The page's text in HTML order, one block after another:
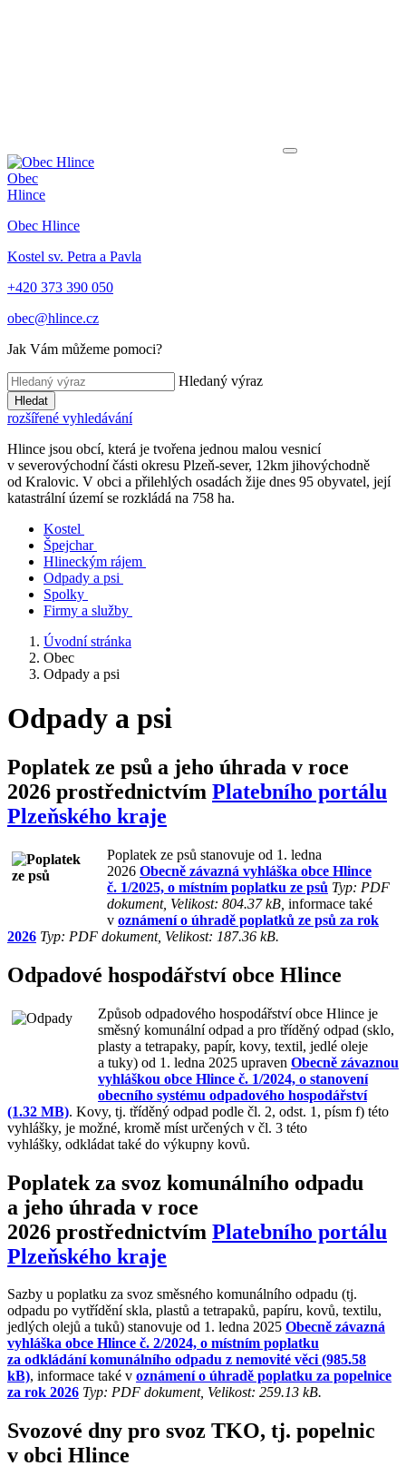
Obec
Hlince
Obec Hlince
Kostel sv. Petra a Pavla
+420 373 390 050
obec@hlince.cz
Jak Vám můžeme pomoci?
Hledaný výraz
Hledat
rozšířené vyhledávání
Hlince jsou obcí, která je tvořena jednou malou vesnicí
v severovýchodní části okresu Plzeň-sever, 12km jihovýchodně
od Kralovic. V obci a přilehlých osadách žije dnes 95 obyvatel, její
katastrální území se rozkládá na 758 ha.
Kostel
Špejchar
Hlineckým rájem
Odpady a psi
Spolky
Firmy a služby
Úvodní stránka
Obec
Odpady a psi
Odpady a psi
Poplatek ze psů a jeho úhrada v roce
2026 prostřednictvím Platebního portálu
Plzeňského kraje
Poplatek ze psů stanovuje od 1. ledna
2026 Obecně závazná vyhláška obce Hlince
č. 1/2025, o místním poplatku ze psů Typ: PDF
dokument, Velikost: 804.37 kB, informace také
v oznámení o úhradě poplatků ze psů za rok
2026 Typ: PDF dokument, Velikost: 187.36 kB.
Odpadové hospodářství obce Hlince
Způsob odpadového hospodářství obce Hlince je
směsný komunální odpad a pro tříděný odpad (sklo,
plasty a tetrapaky, papír, kovy, textil, jedlé oleje
a tuky) od 1. ledna 2025 upraven Obecně závaznou
vyhláškou obce Hlince č. 1/2024, o stanovení
obecního systému odpadového hospodářství
(1.32 MB). Kovy, tj. tříděný odpad podle čl. 2, odst. 1, písm f) této
vyhlášky, je možné, kromě míst určených v čl. 3 této
vyhlášky, odkládat také do výkupny kovů.
Poplatek za svoz komunálního odpadu
a jeho úhrada v roce
2026 prostřednictvím Platebního portálu
Plzeňského kraje
Sazby u poplatku za svoz směsného komunálního odpadu (tj.
odpadu po vytřídění skla, plastů a tetrapaků, papíru, kovů, textilu,
jedlých olejů a tuků) stanovuje od 1. ledna 2025 Obecně závazná
vyhláška obce Hlince č. 2/2024, o místním poplatku
za odkládání komunálního odpadu z nemovité věci (985.58
kB), informace také v oznámení o úhradě poplatku za popelnice
za rok 2026 Typ: PDF dokument, Velikost: 259.13 kB.
Svozové dny pro svoz TKO, tj. popelnic
v obci Hlince